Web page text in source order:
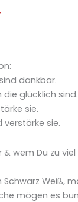
dankbar.
die glücklich sind.
sie.
verstärke sie.
& wem Du zu
Weiß,
mögen es